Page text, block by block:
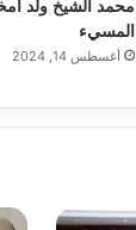
محمد الشيخ ولد
المسيء
أغسطس 14, 2024